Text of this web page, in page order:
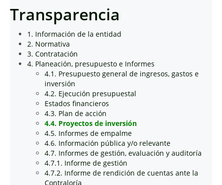
Transparencia
1. Información de la entidad
2. Normativa
3. Contratación
4. Planeación, presupuesto e Informes
4.1. Presupuesto general de ingresos, gastos e
inversión
4.2. Ejecución presupuestal
Estados financieros
4.3. Plan de acción
4.4. Proyectos de inversión
4.5. Informes de empalme
4.6. Información pública y/o relevante
4.7. Informes de gestión, evaluación y auditoría
4.7.1. Informe de gestión
4.7.2. Informe de rendición de cuentas ante la
Contraloría